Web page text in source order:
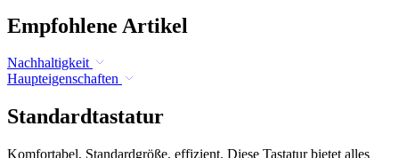
Empfohlene Artikel
Nachhaltigkeit
Haupteigenschaften
Standardtastatur
Komfortabel, Standardgröße, effizient. Diese Tastatur bietet alles